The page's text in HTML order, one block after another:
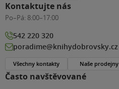
Často navštěvované
Kontaktujte nás
Po–Pá: 8:00–17:00
542 220 320
poradime@knihydobrovsky.cz
Všechny kontakty Naše prodejny